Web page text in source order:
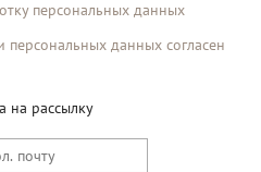
персональных данных
персональных данных согласен
на рассылку